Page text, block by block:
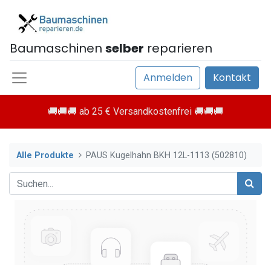
Baumaschinen selber reparieren
Anmelden Kontakt
🚚🚚🚚 ab 25 € Versandkostenfrei 🚚🚚🚚
Alle Produkte PAUS Kugelhahn BKH 12L-1113 (502810)